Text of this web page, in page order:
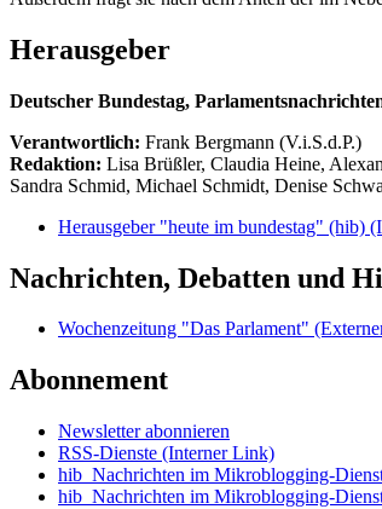
Herausgeber
Deutscher Bundestag,
Verantwortlich: Frank Bergmann (V.i.S.d.P.)
Redaktion: Lisa Brüßler, Claudia Heine,
Sandra Schmid, Michael Schmidt, Denise
Herausgeber "heute im bundestag" (hib)
Nachrichten, Debatten und
Wochenzeitung "Das Parlament"
Abonnement
Newsletter abonnieren
RSS-Dienste (Interner Link)
hib_Nachrichten im Mikroblogging-
hib_Nachrichten im Mikroblogging-